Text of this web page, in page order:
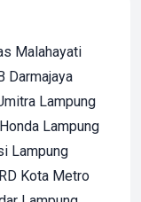
Malahayati
Darmajaya
Lampung
Lampung
Lampung
Kota Metro